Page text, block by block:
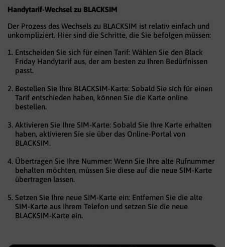
Handytarif-Wechsel zu BLACKSIM
Der Prozess des Wechsels zu BLACKSIM ist relativ einfach und
unkompliziert. Hier sind die Schritte, die Sie befolgen müssen:
Entscheiden Sie sich für einen Tarif: Wählen Sie den Black
Friday Handytarif aus, der am besten zu Ihren Bedürfnissen
passt.
Bestellen Sie Ihre BLACKSIM-Karte: Sobald Sie sich für einen
Tarif entschieden haben, können Sie die Karte online
bestellen.
Aktivieren Sie Ihre SIM-Karte: Sobald Sie Ihre Karte erhalten
haben, aktivieren Sie sie über das Online-Portal von
BLACKSIM.
Übertragen Sie Ihre Nummer: Wenn Sie Ihre alte Rufnummer
behalten möchten, müssen Sie diese auf die neue SIM-Karte
übertragen lassen.
Setzen Sie Ihre neue SIM-Karte ein: Entfernen Sie die alte
SIM-Karte aus Ihrem Telefon und setzen Sie die neue
BLACKSIM-Karte ein.